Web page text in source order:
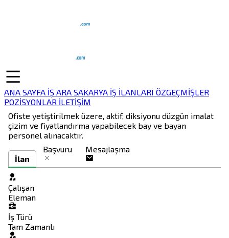
ANA SAYFA İŞ ARA SAKARYA İŞ İLANLARI ÖZGEÇMİŞLER
POZİSYONLAR İLETİŞİM
Ofiste yetiştirilmek üzere, aktif, diksiyonu düzgün imalat
çizim ve fiyatlandırma yapabilecek bay ve bayan
personel alınacaktır.
İlan
Başvuru Mesajlaşma
Çalışan
Eleman
İş Türü
Tam Zamanlı